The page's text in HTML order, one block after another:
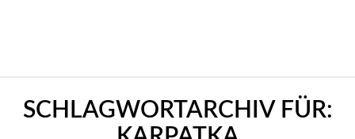
SCHLAGWORTARCHIV FÜR: